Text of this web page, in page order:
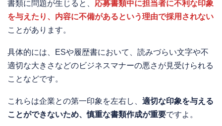
書類に問題が生じると、 応募書類中に担当者に不利な印象
を与えたり、内容に不備があるという理由で採用されない
ことがあります。
具体的には、ESや履歴書において、読みづらい文字や不
適切な大きさなどのビジネスマナーの悪さが見受けられる
ことなどです。
これらは企業との第一印象を左右し、 適切な印象を与える
ことができないため、慎重な書類作成が重要ですよ。